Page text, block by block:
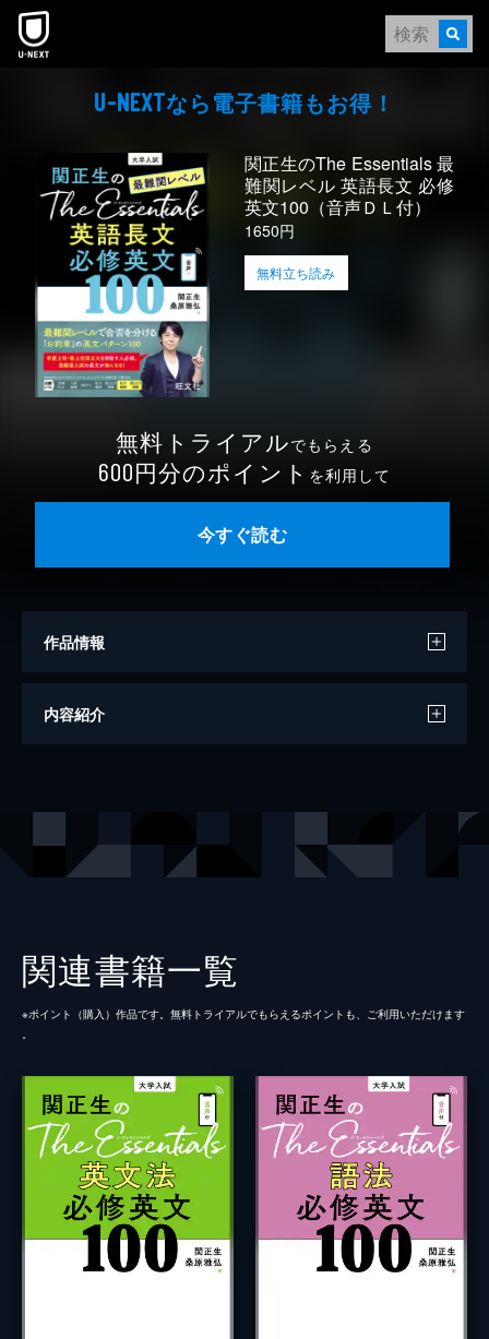
本文へスキップ
U-NEXTなら電⼦書籍もお得！
関正生のThe Essentials 最
難関レベル 英語長文 必修
英文100（音声ＤＬ付）
1650円
無料立ち読み
無料トライアルでもらえる
600円分のポイント を利用して
今すぐ読む
作品情報
著者
内容紹介
関連書籍一覧
※ポイント（購⼊）作品です。無料トライアルでもらえるポイントも、ご利⽤いただけます
。